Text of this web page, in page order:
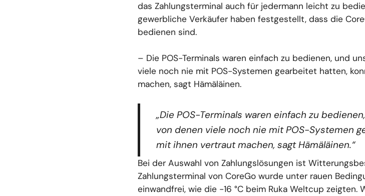
das Zahlungsterminal auch für jedermann leicht zu
gewerbliche Verkäufer haben festgestellt, dass die
bedienen sind.
– Die POS-Terminals waren einfach zu bedienen, und
viele noch nie mit POS-Systemen gearbeitet hatten,
machen, sagt Hämäläinen.
„Die POS-Terminals waren einfach zu
von denen viele noch nie mit POS-Systemen
mit ihnen vertraut machen, sagt Hämäläinen.“
Bei der Auswahl von Zahlungslösungen ist
Zahlungsterminal von CoreGo wurde unter rauen
einwandfrei, wie die -16 °C beim Ruka Weltcup